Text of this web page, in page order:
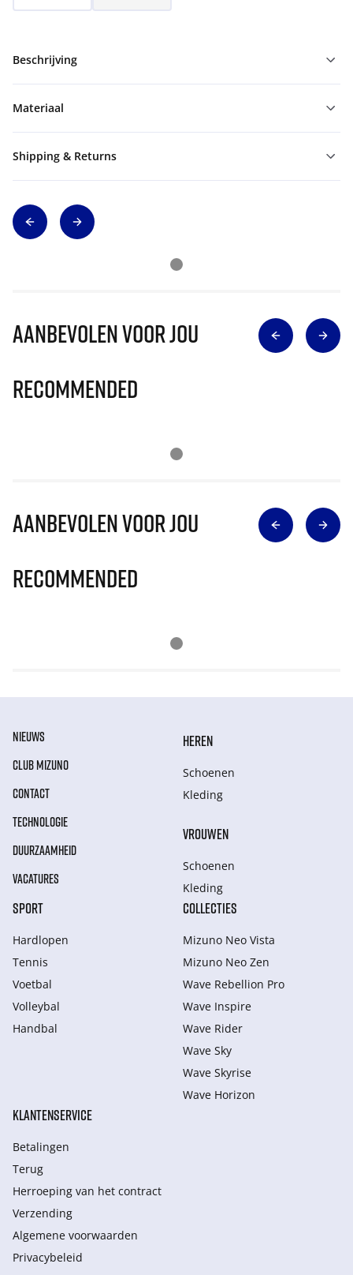
Beschrijving
Materiaal
Shipping & Returns
Aanbevolen voor jou
Recommended
Aanbevolen voor jou
Recommended
NIEUWS
CLUB MIZUNO
CONTACT
TECHNOLOGIE
DUURZAAMHEID
VACATURES
HEREN
Schoenen
Kleding
VROUWEN
Schoenen
Kleding
SPORT
Hardlopen
Tennis
Voetbal
Volleybal
Handbal
COLLECTIES
Mizuno Neo Vista
Mizuno Neo Zen
Wave Rebellion Pro
Wave Inspire
Wave Rider
Wave Sky
Wave Skyrise
Wave Horizon
KLANTENSERVICE
Betalingen
Terug
Herroeping van het contract
Verzending
Algemene voorwaarden
Privacybeleid